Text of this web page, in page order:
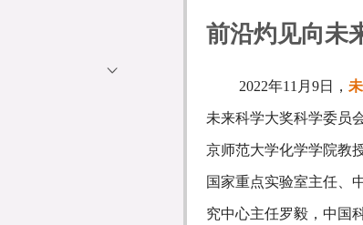
前沿灼见向未
2022年11月9日，
未来科学大奖科学委员
京师范大学化学学院教
国家重点实验室主任、
究中心主任罗毅，中国